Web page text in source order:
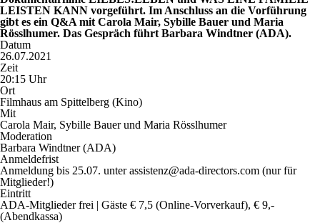
LEISTEN KANN vorgeführt. Im Anschluss an die Vorführung
gibt es ein Q&A mit Carola Mair, Sybille Bauer und Maria
Rösslhumer. Das Gespräch führt Barbara Windtner (ADA).
Datum
26.07.2021
Zeit
20:15 Uhr
Ort
Filmhaus am Spittelberg (Kino)
Mit
Carola Mair, Sybille Bauer und Maria Rösslhumer
Moderation
Barbara Windtner (ADA)
Anmeldefrist
Anmeldung bis 25.07. unter assistenz@ada-directors.com (nur für
Mitglieder!)
Eintritt
ADA-Mitglieder frei | Gäste € 7,5 (Online-Vorverkauf), € 9,-
(Abendkassa)